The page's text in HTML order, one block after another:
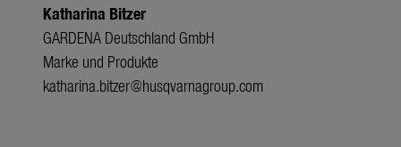
Katharina Bitzer
GARDENA Deutschland GmbH
Marke und Produkte
katharina.bitzer@husqvarnagroup.com